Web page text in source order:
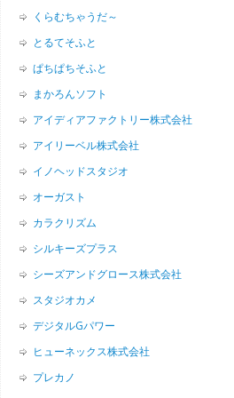
くらむちゃうだ～
とるてそふと
ぱちぱちそふと
まかろんソフト
アイディアファクトリー株式会社
アイリーベル株式会社
イノヘッドスタジオ
オーガスト
カラクリズム
シルキーズプラス
シーズアンドグロース株式会社
スタジオカメ
デジタルGパワー
ヒューネックス株式会社
プレカノ